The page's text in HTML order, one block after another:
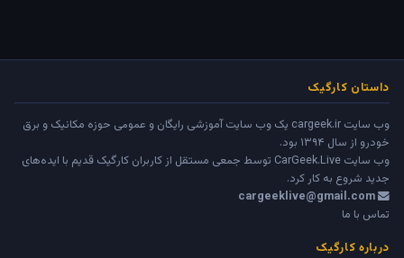
داستان کارگیک
وب سایت cargeek.ir یک وب سایت آموزشی رایگان و عمومی حوزه مکانیک و برق
خودرو از سال ۱۳۹۴ بود.
وب سایت CarGeek.Live توسط جمعی مستقل از کاربران کارگیک قدیم با ایده‌های
جدید شروع به کار کرد.
cargeeklive@gmail.com
تماس با ما
درباره کارگیک